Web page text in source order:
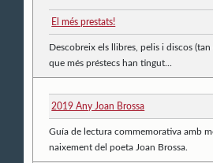
El més prestats!
Descobreix els llibres, pelis i discos
que més préstecs han tingut...
2019 Any Joan Brossa
Guía de lectura commemorativa amb
naixement del poeta Joan Brossa.